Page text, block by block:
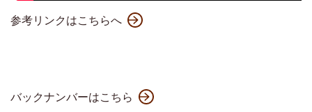
参考リンクはこちらへ
バックナンバーはこちら